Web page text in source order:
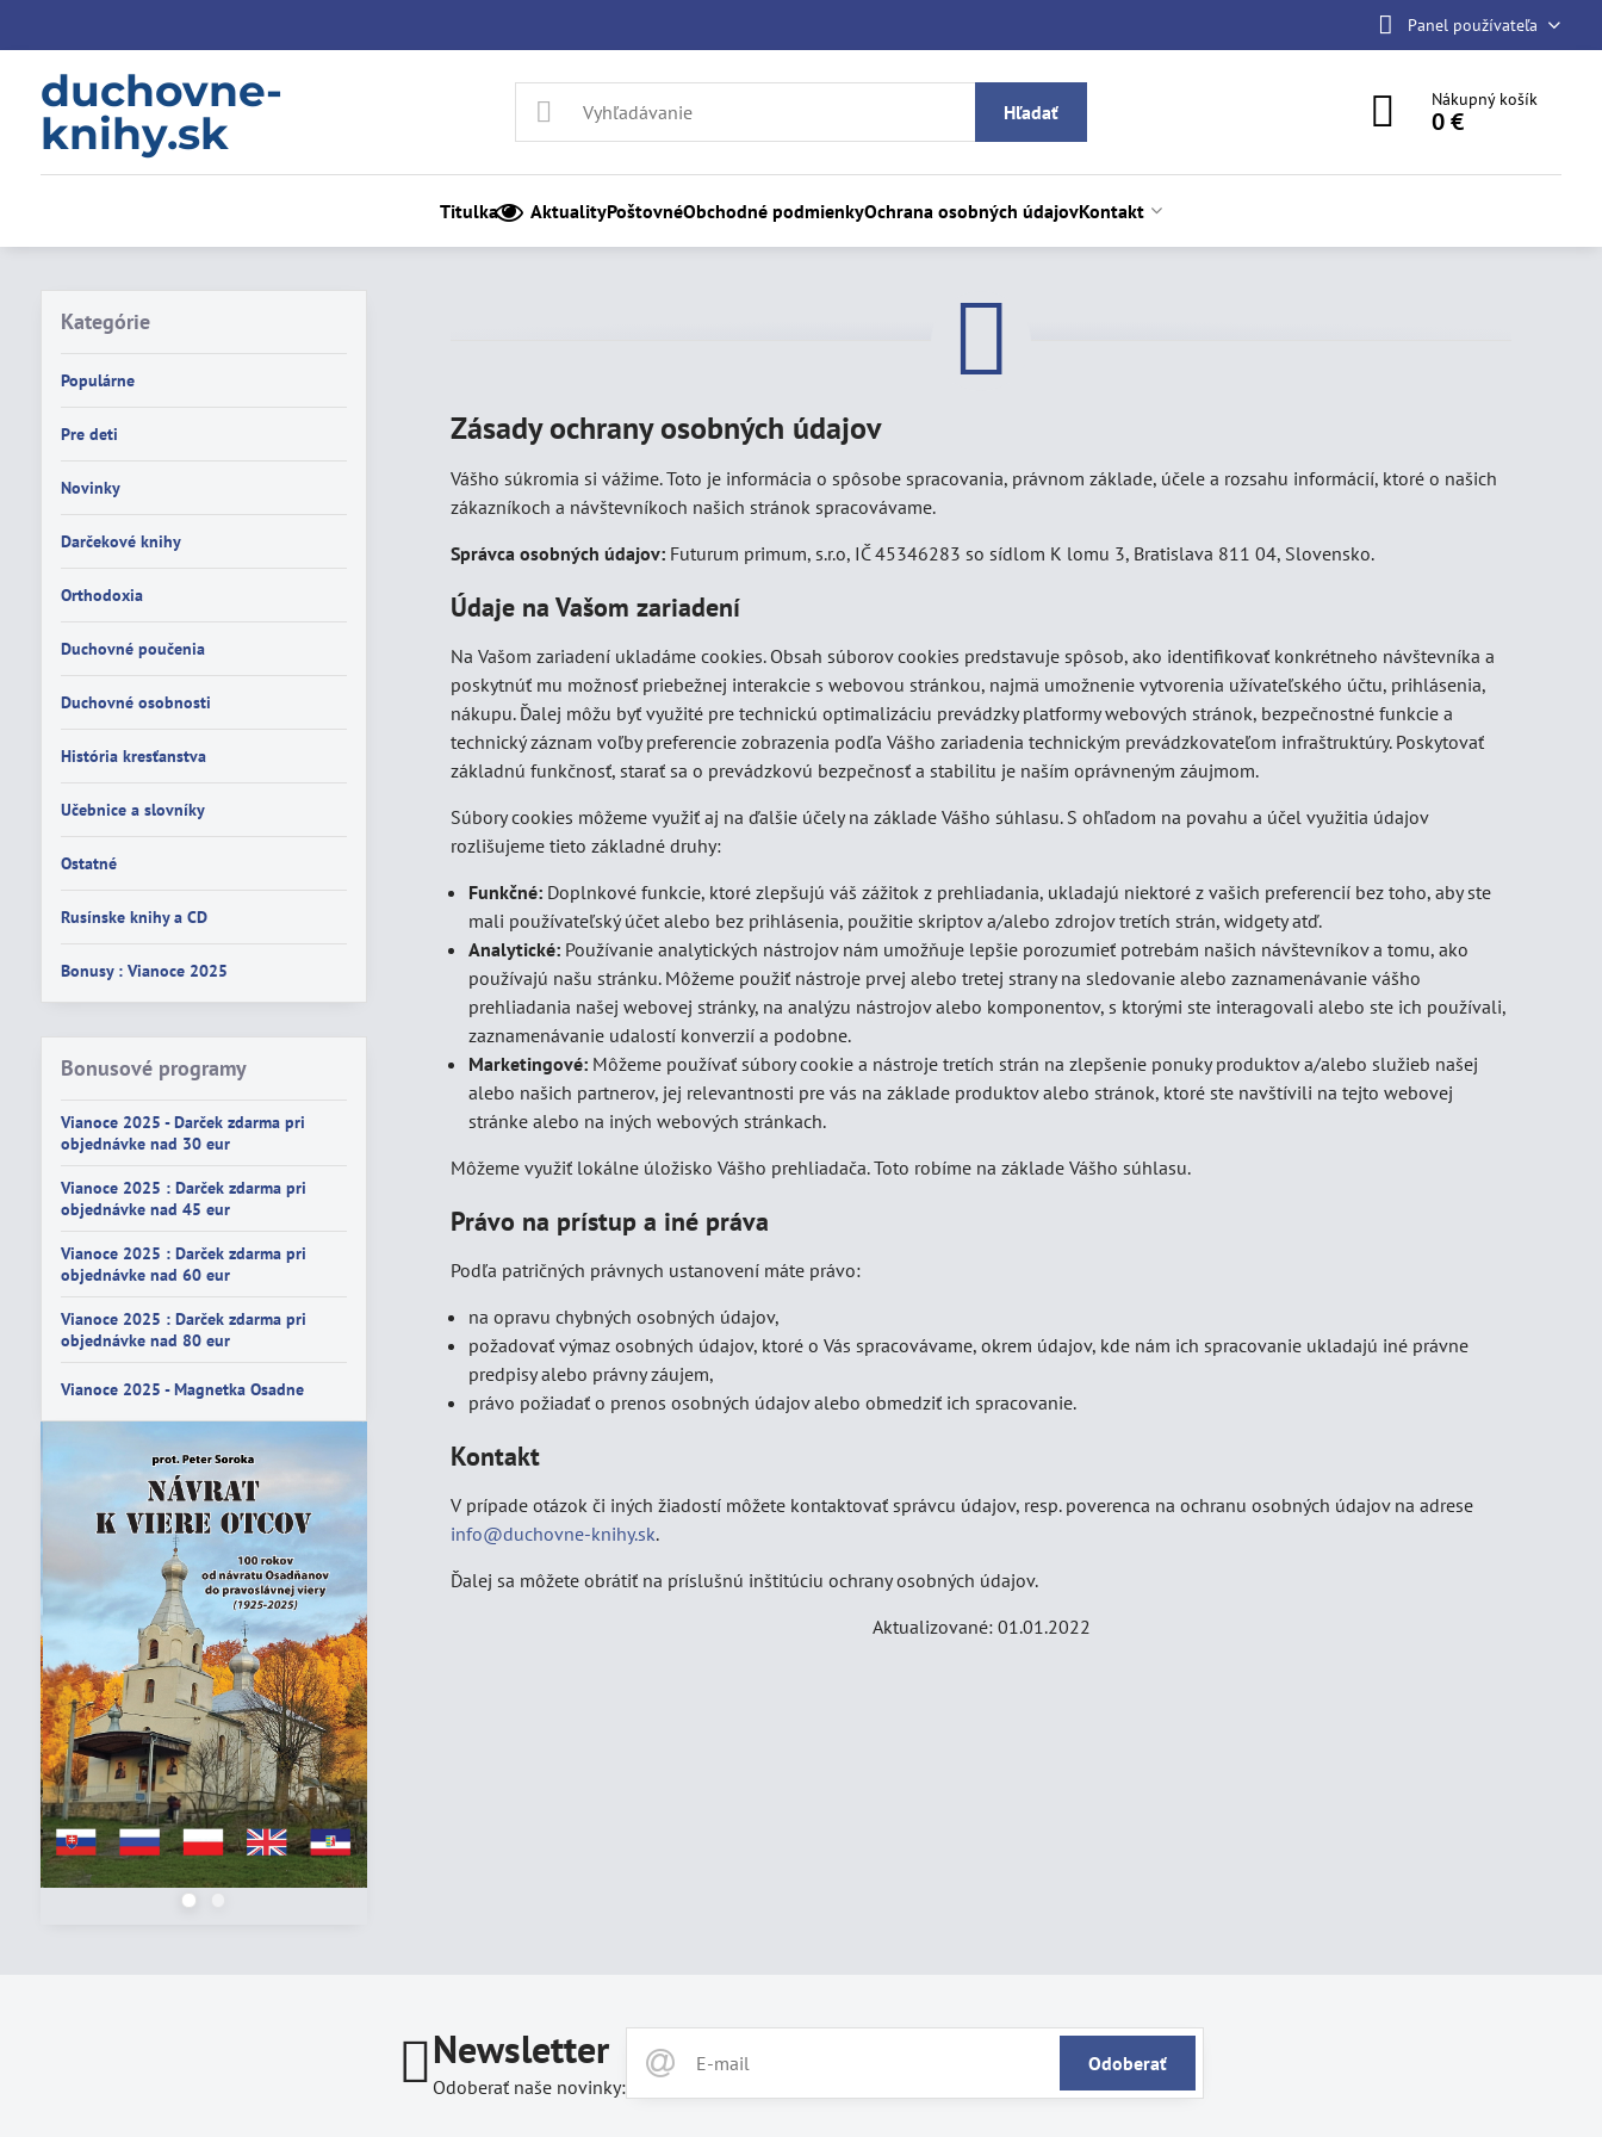
Panel používateľa
duchovne-
knihy.sk
Hľadať
Nákupný košík
0 €
Titulka AktualityPoštovnéObchodné podmienkyOchrana osobných údajovKontakt
Zásady ochrany osobných údajov
Vášho súkromia si vážime. Toto je informácia o spôsobe spracovania, právnom základe, účele a rozsahu informácií, ktoré o našich
zákazníkoch a návštevníkoch našich stránok spracovávame.
Správca osobných údajov: Futurum primum, s.r.o, IČ 45346283 so sídlom K lomu 3, Bratislava 811 04, Slovensko.
Údaje na Vašom zariadení
Na Vašom zariadení ukladáme cookies. Obsah súborov cookies predstavuje spôsob, ako identifikovať konkrétneho návštevníka a
poskytnúť mu možnosť priebežnej interakcie s webovou stránkou, najmä umožnenie vytvorenia užívateľského účtu, prihlásenia,
nákupu. Ďalej môžu byť využité pre technickú optimalizáciu prevádzky platformy webových stránok, bezpečnostné funkcie a
technický záznam voľby preferencie zobrazenia podľa Vášho zariadenia technickým prevádzkovateľom infraštruktúry. Poskytovať
základnú funkčnosť, starať sa o prevádzkovú bezpečnosť a stabilitu je naším oprávneným záujmom.
Súbory cookies môžeme využiť aj na ďalšie účely na základe Vášho súhlasu. S ohľadom na povahu a účel využitia údajov
rozlišujeme tieto základné druhy:
Funkčné: Doplnkové funkcie, ktoré zlepšujú váš zážitok z prehliadania, ukladajú niektoré z vašich preferencií bez toho, aby ste
mali používateľský účet alebo bez prihlásenia, použitie skriptov a/alebo zdrojov tretích strán, widgety atď.
Analytické: Používanie analytických nástrojov nám umožňuje lepšie porozumieť potrebám našich návštevníkov a tomu, ako
používajú našu stránku. Môžeme použiť nástroje prvej alebo tretej strany na sledovanie alebo zaznamenávanie vášho
prehliadania našej webovej stránky, na analýzu nástrojov alebo komponentov, s ktorými ste interagovali alebo ste ich používali,
zaznamenávanie udalostí konverzií a podobne.
Marketingové: Môžeme používať súbory cookie a nástroje tretích strán na zlepšenie ponuky produktov a/alebo služieb našej
alebo našich partnerov, jej relevantnosti pre vás na základe produktov alebo stránok, ktoré ste navštívili na tejto webovej
stránke alebo na iných webových stránkach.
Môžeme využiť lokálne úložisko Vášho prehliadača. Toto robíme na základe Vášho súhlasu.
Právo na prístup a iné práva
Podľa patričných právnych ustanovení máte právo:
na opravu chybných osobných údajov,
požadovať výmaz osobných údajov, ktoré o Vás spracovávame, okrem údajov, kde nám ich spracovanie ukladajú iné právne
predpisy alebo právny záujem,
právo požiadať o prenos osobných údajov alebo obmedziť ich spracovanie.
Kontakt
V prípade otázok či iných žiadostí môžete kontaktovať správcu údajov, resp. poverenca na ochranu osobných údajov na adrese
info@duchovne-knihy.sk.
Ďalej sa môžete obrátiť na príslušnú inštitúciu ochrany osobných údajov.
Aktualizované: 01.01.2022
Kategórie
Populárne
Pre deti
Novinky
Darčekové knihy
Orthodoxia
Duchovné poučenia
Duchovné osobnosti
História kresťanstva
Učebnice a slovníky
Ostatné
Rusínske knihy a CD
Bonusy : Vianoce 2025
Bonusové programy
Vianoce 2025 - Darček zdarma pri
objednávke nad 30 eur
Vianoce 2025 : Darček zdarma pri
objednávke nad 45 eur
Vianoce 2025 : Darček zdarma pri
objednávke nad 60 eur
Vianoce 2025 : Darček zdarma pri
objednávke nad 80 eur
Vianoce 2025 - Magnetka Osadne
Newsletter
Odoberať naše novinky:
Odoberať